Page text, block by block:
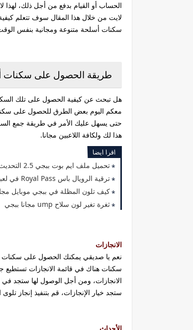
الحساب أو القيام بدفع من أجل ذلك،
لايت من خلال هذا المقال سوف تتعلم
سكنات أسلحة متنوعة ومجانية بنفس
طريقة الحصول على سكنات
حتى يسهل عليك الأمر في طريقة جمع
هذا لك ولكافة اللاعبين مجانا.
اقرا ايضا
تحميل ملف ايم بوت ببجي 2.5 التحديث الجديد 2023 بدون حظر
ترقية الرويال باس Royal Pass في لعبة ببجي موبايل PUBG MOBILE مجانا
كيف تلون المظلة في ببجي موبايل
ثغرة تغير لون سلاح ump مجانا ببجي
الانجازات
نعم يا صديقي يمكنك الحصول على سكنات
سكنات هناك في قائمة الانجازات تستطيع
الانجازات، ومن أجل الوصول لها ستجد في
ستجد خيار الإنجازات، قم بتنفيذ إنجاز